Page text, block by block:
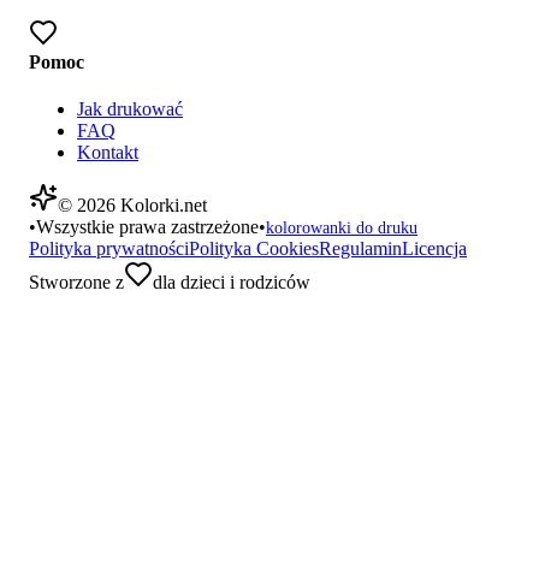
Pomoc
Jak drukować
FAQ
Kontakt
© 2026 Kolorki.net
•Wszystkie prawa zastrzeżone•kolorowanki do druku
Polityka prywatnościPolityka CookiesRegulaminLicencja
Stworzone z
dla dzieci i rodziców